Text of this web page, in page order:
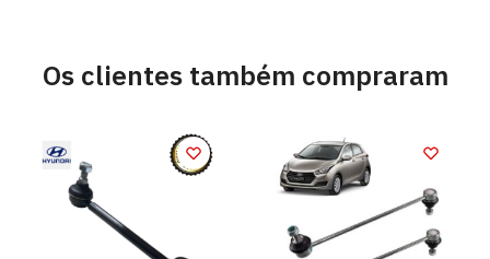
Os clientes também compraram